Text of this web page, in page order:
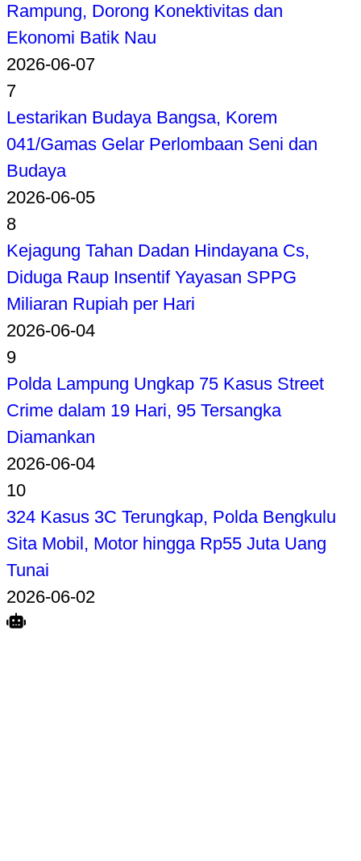
Rampung, Dorong Konektivitas dan
Ekonomi Batik Nau
2026-06-07
7
Lestarikan Budaya Bangsa, Korem
041/Gamas Gelar Perlombaan Seni dan
Budaya
2026-06-05
8
Kejagung Tahan Dadan Hindayana Cs,
Diduga Raup Insentif Yayasan SPPG
Miliaran Rupiah per Hari
2026-06-04
9
Polda Lampung Ungkap 75 Kasus Street
Crime dalam 19 Hari, 95 Tersangka
Diamankan
2026-06-04
10
324 Kasus 3C Terungkap, Polda Bengkulu
Sita Mobil, Motor hingga Rp55 Juta Uang
Tunai
2026-06-02